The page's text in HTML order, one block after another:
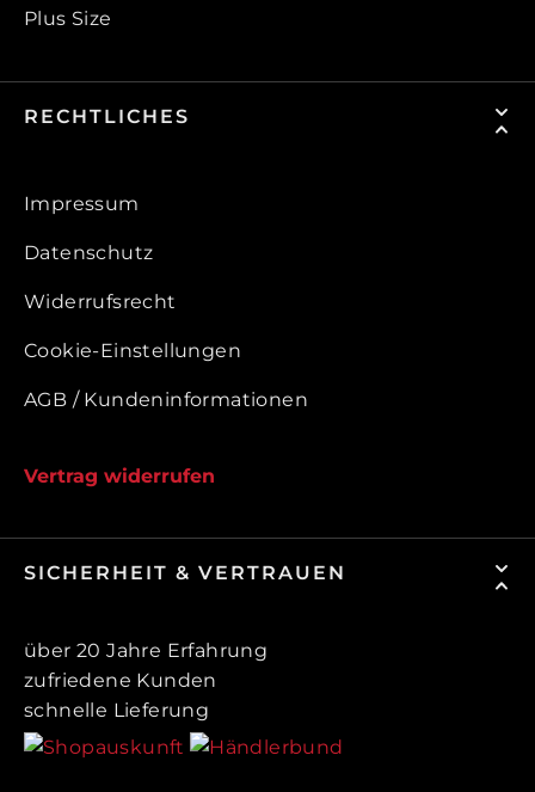
Plus Size
RECHTLICHES
Impressum
Datenschutz
Widerrufsrecht
Cookie-Einstellungen
AGB / Kundeninformationen
Vertrag widerrufen
SICHERHEIT & VERTRAUEN
über 20 Jahre Erfahrung
zufriedene Kunden
schnelle Lieferung